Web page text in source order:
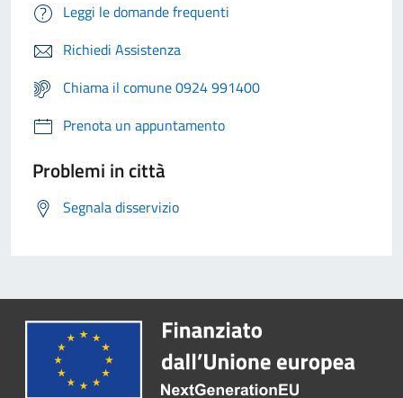
Leggi le domande frequenti
Richiedi Assistenza
Chiama il comune 0924 991400
Prenota un appuntamento
Problemi in città
Segnala disservizio